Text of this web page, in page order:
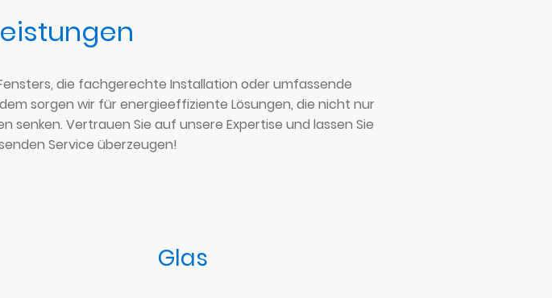
die fachgerechte Installation oder umfassende
sorgen wir für energieeffiziente Lösungen, die nicht nur
senken. Vertrauen Sie auf unsere Expertise und lassen Sie
Service überzeugen!
Glas